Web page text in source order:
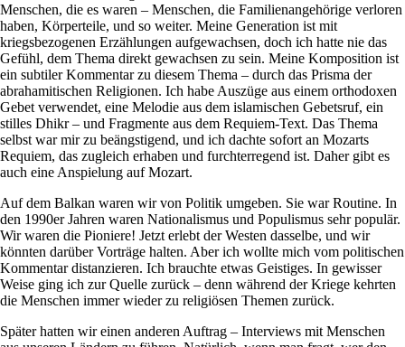
Menschen, die es waren – Menschen, die Familienangehörige verloren
haben, Körperteile, und so weiter. Meine Generation ist mit
kriegsbezogenen Erzählungen aufgewachsen, doch ich hatte nie das
Gefühl, dem Thema direkt gewachsen zu sein. Meine Komposition ist
ein subtiler Kommentar zu diesem Thema – durch das Prisma der
abrahamitischen Religionen. Ich habe Auszüge aus einem orthodoxen
Gebet verwendet, eine Melodie aus dem islamischen Gebetsruf, ein
stilles Dhikr – und Fragmente aus dem Requiem-Text. Das Thema
selbst war mir zu beängstigend, und ich dachte sofort an Mozarts
Requiem, das zugleich erhaben und furchterregend ist. Daher gibt es
auch eine Anspielung auf Mozart.
Auf dem Balkan waren wir von Politik umgeben. Sie war Routine. In
den 1990er Jahren waren Nationalismus und Populismus sehr populär.
Wir waren die Pioniere! Jetzt erlebt der Westen dasselbe, und wir
könnten darüber Vorträge halten. Aber ich wollte mich vom politischen
Kommentar distanzieren. Ich brauchte etwas Geistiges. In gewisser
Weise ging ich zur Quelle zurück – denn während der Kriege kehrten
die Menschen immer wieder zu religiösen Themen zurück.
Später hatten wir einen anderen Auftrag – Interviews mit Menschen